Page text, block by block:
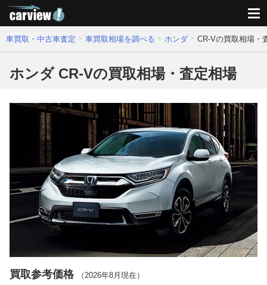
車買取・中古車査定 車買取相場を調べる ホンダ CR-Vの買取相場・
ホンダ CR-Vの買取相場・査定相場
買取参考価格 （ 2026年8月 現在）